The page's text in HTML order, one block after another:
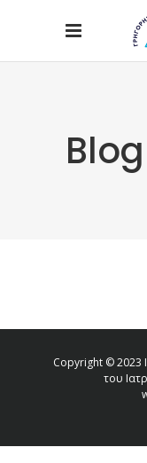
Blog
Copyright © 2023
του